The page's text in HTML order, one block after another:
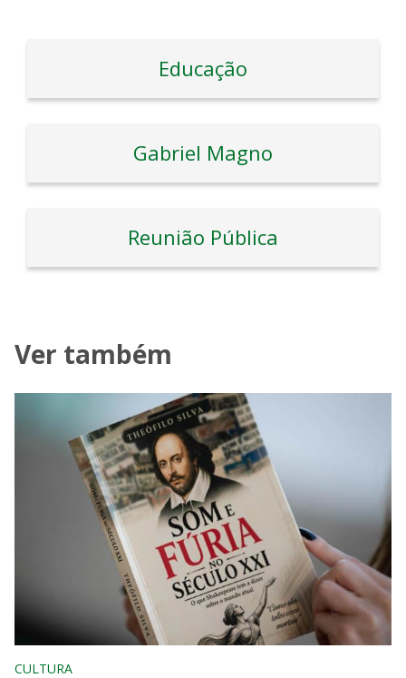
Educação
Gabriel Magno
Reunião Pública
Ver também
CULTURA